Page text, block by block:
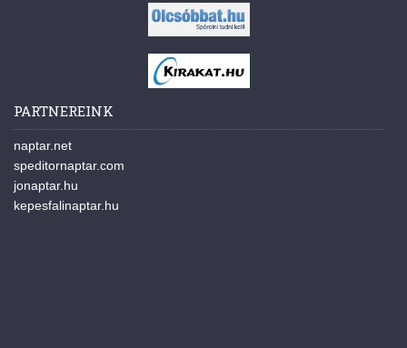
PARTNEREINK
naptar.net
speditornaptar.com
jonaptar.hu
kepesfalinaptar.hu